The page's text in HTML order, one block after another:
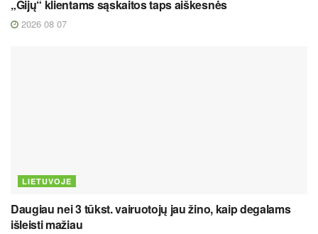
„Gijų“ klientams sąskaitos taps aiškesnės
2026 08 07
LIETUVOJE
Daugiau nei 3 tūkst. vairuotojų jau žino, kaip degalams
išleisti mažiau